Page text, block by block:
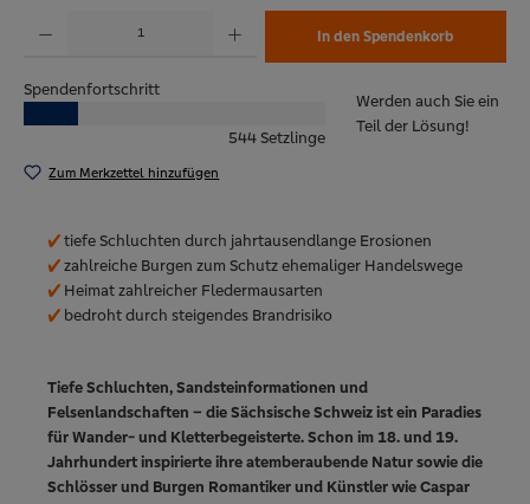
In den Spendenkorb
Spendenfortschritt
544 Setzlinge
Werden auch Sie ein
Teil der Lösung!
Zum Merkzettel hinzufügen
✔tiefe Schluchten durch jahrtausendlange Erosionen
✔zahlreiche Burgen zum Schutz ehemaliger Handelswege
✔ Heimat zahlreicher Fledermausarten
✔ bedroht durch steigendes Brandrisiko
Tiefe Schluchten, Sandsteinformationen und
Felsenlandschaften – die Sächsische Schweiz ist ein Paradies
für Wander- und Kletterbegeisterte. Schon im 18. und 19.
Jahrhundert inspirierte ihre atemberaubende Natur sowie die
Schlösser und Burgen Romantiker und Künstler wie Caspar